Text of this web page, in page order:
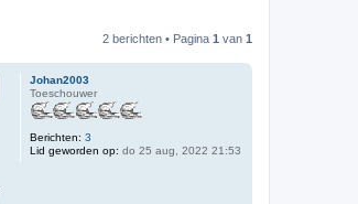
2 berichten • Pagina 1 van 1
Johan2003
Toeschouwer
Berichten: 3
Lid geworden op: do 25 aug, 2022 21:53